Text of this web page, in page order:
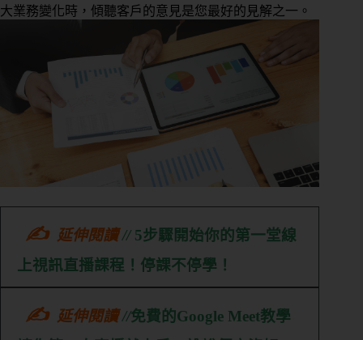
大業務變化時，傾聽客戶的意見是您最好的見解之一。
✍延伸閱讀// 5步驟開始你的第一堂線
上視訊直播課程！停課不停學！
✍延伸閱讀//免費的Google Meet教學
管
課
出